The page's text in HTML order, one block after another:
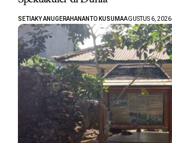
SETIAKY ANUGERAHANANTO KUSUMAAGUSTUS 6, 2026